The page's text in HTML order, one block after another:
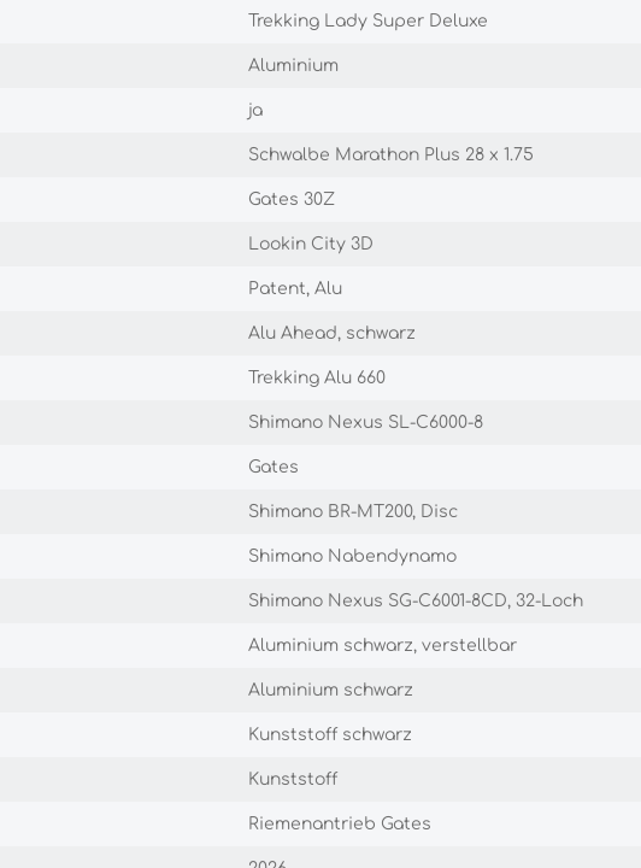
Trekking Lady Super Deluxe
Aluminium
ja
Schwalbe Marathon Plus 28 x 1.75
Gates 30Z
Lookin City 3D
Patent, Alu
Alu Ahead, schwarz
Trekking Alu 660
Shimano Nexus SL-C6000-8
Gates
Shimano BR-MT200, Disc
Shimano Nabendynamo
Shimano Nexus SG-C6001-8CD, 32-Loch
Aluminium schwarz, verstellbar
Aluminium schwarz
Kunststoff schwarz
Kunststoff
Riemenantrieb Gates